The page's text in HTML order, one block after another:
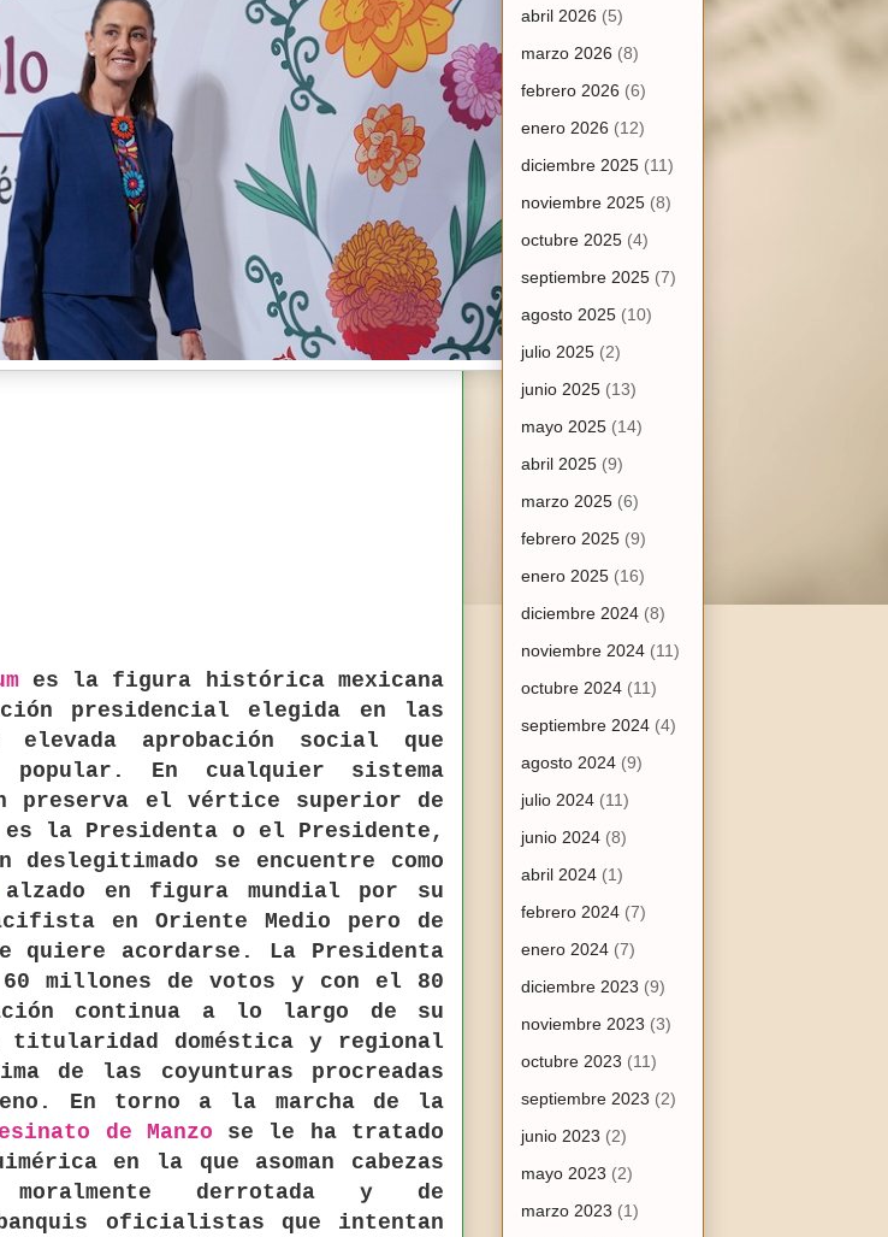
es la figura histórica mexicana
presidencial elegida en las
aprobación social que
popular. En cualquier sistema
preserva el vértice superior de
la Presidenta o el Presidente,
deslegitimado se encuentre como
alzado en figura mundial por su
en Oriente Medio pero de
quiere acordarse. La Presidenta
60 millones de votos y con el 80
continua a lo largo de su
titularidad doméstica y regional
de las coyunturas procreadas
En torno a la marcha de la
de Manzo se le ha tratado
en la que asoman cabezas
derrotada y de
oficialistas que intentan
abril 2026 (5)
marzo 2026 (8)
febrero 2026 (6)
enero 2026 (12)
diciembre 2025 (11)
noviembre 2025 (8)
octubre 2025 (4)
septiembre 2025 (7)
agosto 2025 (10)
julio 2025 (2)
junio 2025 (13)
mayo 2025 (14)
abril 2025 (9)
marzo 2025 (6)
febrero 2025 (9)
enero 2025 (16)
diciembre 2024 (8)
noviembre 2024 (11)
octubre 2024 (11)
septiembre 2024 (4)
agosto 2024 (9)
julio 2024 (11)
junio 2024 (8)
abril 2024 (1)
febrero 2024 (7)
enero 2024 (7)
diciembre 2023 (9)
noviembre 2023 (3)
octubre 2023 (11)
septiembre 2023 (2)
junio 2023 (2)
mayo 2023 (2)
marzo 2023 (1)